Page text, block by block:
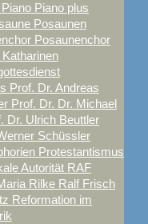
Piano Piano plus
Posaunen
Posaunenchor
Prof. Dr. Andreas
Prof. Dr. Dr. Michael
Dr. Ulrich Beuttler
Schüssler
Protestantismus
Autorität RAF
Rilke Ralf Frisch
Reformation im